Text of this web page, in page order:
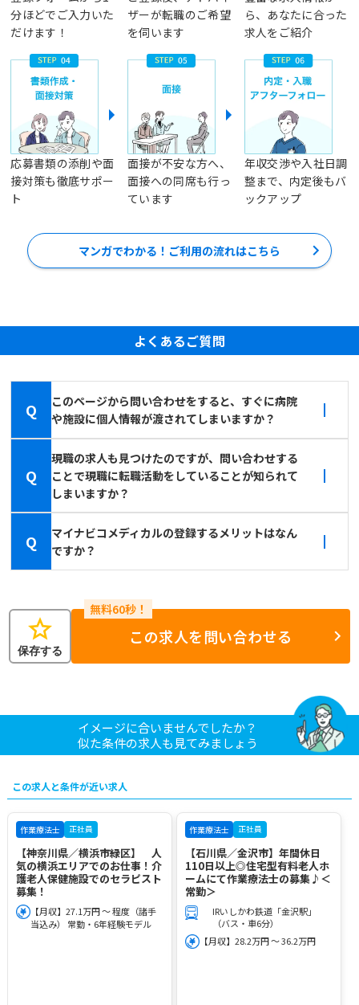
分ほどでご入力いた
だけます！
ザーが転職のご希望
を伺います
ら、あなたに合った
求人をご紹介
応募書類の添削や面
接対策も徹底サポー
ト
面接が不安な方へ、
面接への同席も行っ
ています
年収交渉や入社日調
整まで、内定後もバ
ックアップ
マンガでわかる！ご利用の流れはこちら
よくあるご質問
Q
このページから問い合わせをすると、すぐに病院
や施設に個人情報が渡されてしまいますか？
Q
現職の求人も見つけたのですが、問い合わせする
ことで現職に転職活動をしていることが知られて
しまいますか？
Q
マイナビコメディカルの登録するメリットはなん
ですか？
star
保存する
この求人を問い合わせる
イメージに合いませんでしたか？
似た条件の求人も見てみましょう
この求人と条件が近い求人
作業療法士 正社員
【神奈川県／横浜市緑区】 人
気の横浜エリアでのお仕事！介
護老人保健施設でのセラピスト
募集！
【月収】27.1万円 ～ 程度（諸手
当込み） 常勤・6年経験モデル
作業療法士 正社員
【石川県／金沢市】年間休日
110日以上◎住宅型有料老人ホ
ームにて作業療法士の募集♪＜
常勤＞
IRいしかわ鉄道「金沢駅」
（バス・車6分）
【月収】28.2万円 ～ 36.2万円